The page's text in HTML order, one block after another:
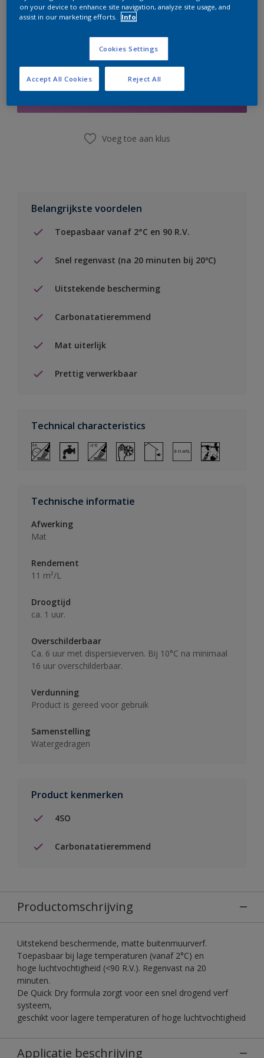
Boodschappenlijst
Voeg toe aan klus
Belangrijkste voordelen
Toepasbaar vanaf 2°C en 90 R.V.
Snel regenvast (na 20 minuten bij 20ºC)
Uitstekende bescherming
Carbonatatieremmend
Mat uiterlijk
Prettig verwerkbaar
Technical characteristics
Technische informatie
Afwerking
Mat
Rendement
11 m²/L
Droogtijd
ca. 1 uur.
Overschilderbaar
Ca. 6 uur met dispersieverven. Bij 10°C na minimaal
16 uur overschilderbaar.
Verdunning
Product is gereed voor gebruik
Samenstelling
Watergedragen
Product kenmerken
4SO
Carbonatatieremmend
Productomschrijving
Uitstekend beschermende, matte buitenmuurverf.
Toepasbaar bij lage temperaturen (vanaf 2°C) en
hoge luchtvochtigheid (<90 R.V.). Regenvast na 20
minuten.
De Quick Dry formula zorgt voor een snel drogend verf
systeem,
geschikt voor lagere temperaturen of hoge luchtvochtigheid
Applicatie beschrijving
on your device to enhance site navigation, analyze site usage, and
assist in our marketing efforts.
Info
Cookies Settings
Reject All
Accept All Cookies